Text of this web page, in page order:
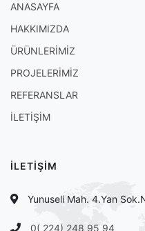
ANASAYFA
HAKKIMIZDA
ÜRÜNLERİMİZ
PROJELERİMİZ
REFERANSLAR
İLETİŞİM
İLETİŞİM
Yunuseli Mah. 4.Yan
0( 224) 248 95 94